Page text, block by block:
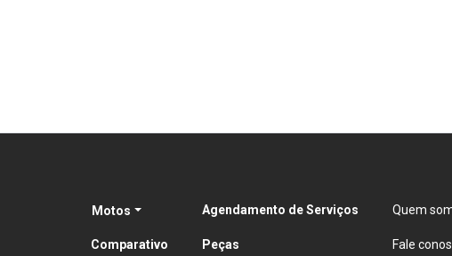
Motos
Comparativo
Agendamento de Serviços
Peças
Quem
Fale